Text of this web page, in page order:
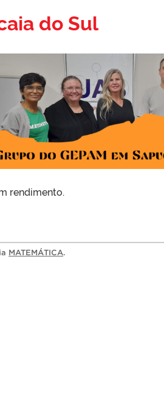
do Sul
rendimento.
MATEMÁTICA.